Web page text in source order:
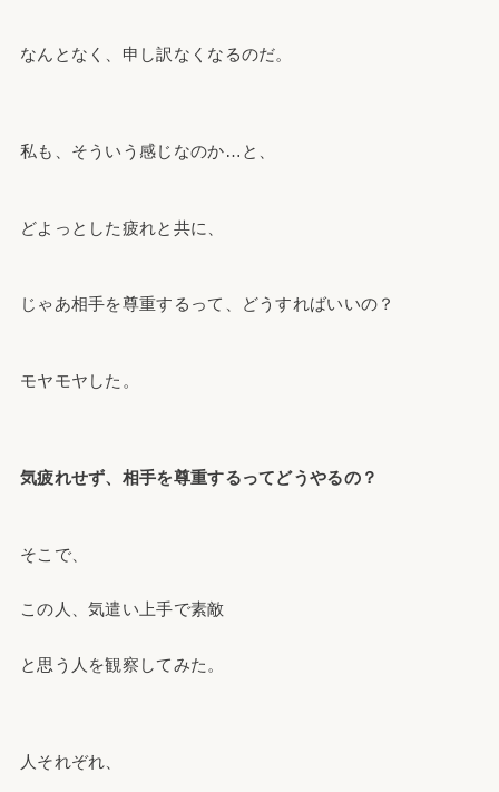
なんとなく、申し訳なくなるのだ。
私も、そういう感じなのか…と、
どよっとした疲れと共に、
じゃあ相手を尊重するって、どうすればいいの？
モヤモヤした。
気疲れせず、相手を尊重するってどうやるの？
そこで、
この人、気遣い上手で素敵
と思う人を観察してみた。
人それぞれ、